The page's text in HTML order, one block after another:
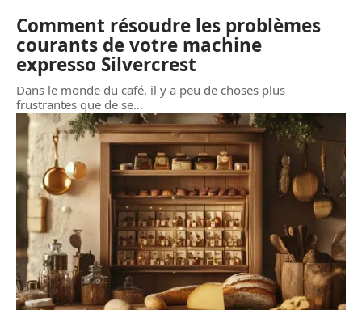
Comment résoudre les problèmes
courants de votre machine
expresso Silvercrest
Dans le monde du café, il y a peu de choses plus
frustrantes que de se…